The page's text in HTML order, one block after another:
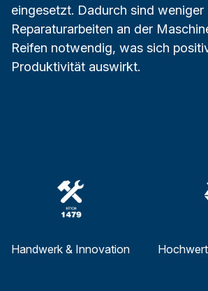
eingesetzt. Dadurch sind weniger
Reparaturarbeiten an der
Reifen notwendig, was sich
Produktivität auswirkt.
Handwerk & Innovation